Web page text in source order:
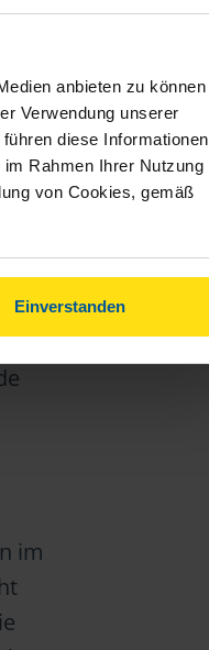
anbieten zu können
Verwendung unserer
diese Informationen
Rahmen Ihrer Nutzung
von Cookies, gemäß
Einverstanden
lebt
eine
im